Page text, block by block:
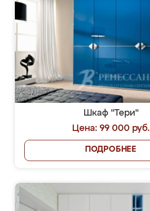
Шкаф "Тери"
Цена: 99 000 руб.
ПОДРОБНЕЕ